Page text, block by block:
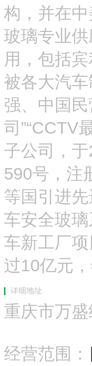
构，并在
玻璃专业
用，包括
被各大汽
强、中国
司”“CCTV
子公司，
590号，注
等国引进
车安全玻
车新工厂
过10亿元
详细地址
重庆市万
经营范围：